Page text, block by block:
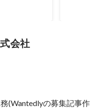
会社
(Wantedlyの募集記事作